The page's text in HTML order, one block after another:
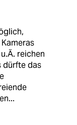
reichen
dürfte das